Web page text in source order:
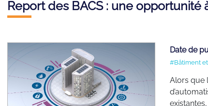
Report des BACS : une opportunité
Date de
#Bâtiment
Alors que